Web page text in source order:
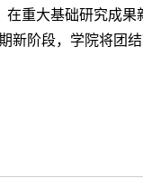
重大基础研究成果
阶段，学院将团